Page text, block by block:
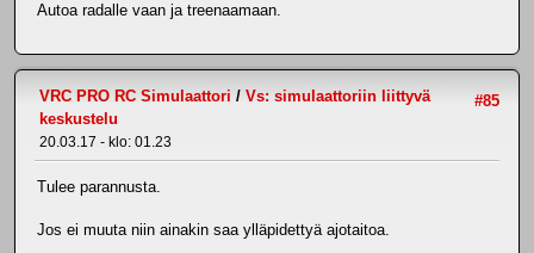
Autoa radalle vaan ja treenaamaan.
#85
VRC PRO RC Simulaattori / Vs: simulaattoriin liittyvä
keskustelu
20.03.17 - klo: 01.23
Tulee parannusta.
Jos ei muuta niin ainakin saa ylläpidettyä ajotaitoa.